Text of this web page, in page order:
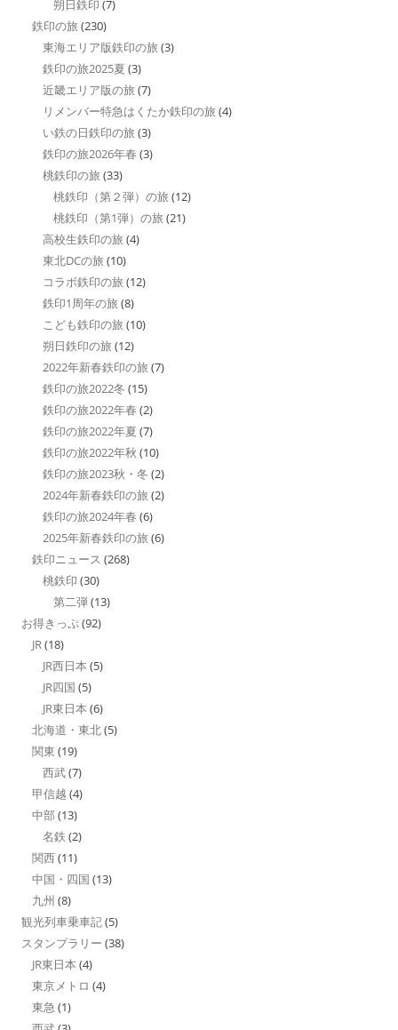
朔日鉄印 (7)
鉄印の旅 (230)
東海エリア版鉄印の旅 (3)
鉄印の旅2025夏 (3)
近畿エリア版の旅 (7)
リメンバー特急はくたか鉄印の旅 (4)
い鉄の日鉄印の旅 (3)
鉄印の旅2026年春 (3)
桃鉄印の旅 (33)
桃鉄印（第２弾）の旅 (12)
桃鉄印（第1弾）の旅 (21)
高校生鉄印の旅 (4)
東北DCの旅 (10)
コラボ鉄印の旅 (12)
鉄印1周年の旅 (8)
こども鉄印の旅 (10)
朔日鉄印の旅 (12)
2022年新春鉄印の旅 (7)
鉄印の旅2022冬 (15)
鉄印の旅2022年春 (2)
鉄印の旅2022年夏 (7)
鉄印の旅2022年秋 (10)
鉄印の旅2023秋・冬 (2)
2024年新春鉄印の旅 (2)
鉄印の旅2024年春 (6)
2025年新春鉄印の旅 (6)
鉄印ニュース (268)
桃鉄印 (30)
第二弾(13)
お得きっぷ(92)
JR(18)
JR西日本 (5)
JR四国 (5)
JR東日本 (6)
北海道・東北(5)
関東 (19)
西武(7)
甲信越 (4)
中部 (13)
名鉄 (2)
関西(11)
中国・四国 (13)
九州 (8)
観光列車乗車記(5)
スタンプラリー (38)
JR東日本 (4)
東京メトロ (4)
東急 (1)